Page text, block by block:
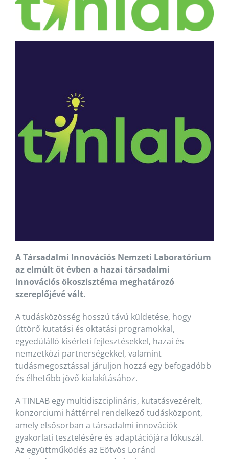
A Társadalmi Innovációs Nemzeti Laboratórium
az elmúlt öt évben a hazai társadalmi
innovációs ökoszisztéma meghatározó
szereplőjévé vált.
A tudásközösség hosszú távú küldetése, hogy
úttörő kutatási és oktatási programokkal,
egyedülálló kísérleti fejlesztésekkel, hazai és
nemzetközi partnerségekkel, valamint
tudásmegosztással járuljon hozzá egy befogadóbb
és élhetőbb jövő kialakításához.
A TINLAB egy multidiszciplináris, kutatásvezérelt,
konzorciumi háttérrel rendelkező tudásközpont,
amely elsősorban a társadalmi innovációk
gyakorlati tesztelésére és adaptációjára fókuszál.
Az együttműködés az Eötvös Loránd